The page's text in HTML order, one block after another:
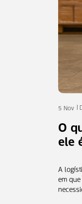
5 Nov
O
ele
A
em